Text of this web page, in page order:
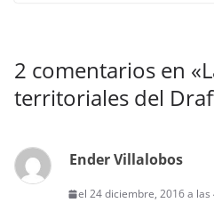
2 comentarios en «
territoriales del
Ender Villalobos
el 24 diciembre, 2016 a las